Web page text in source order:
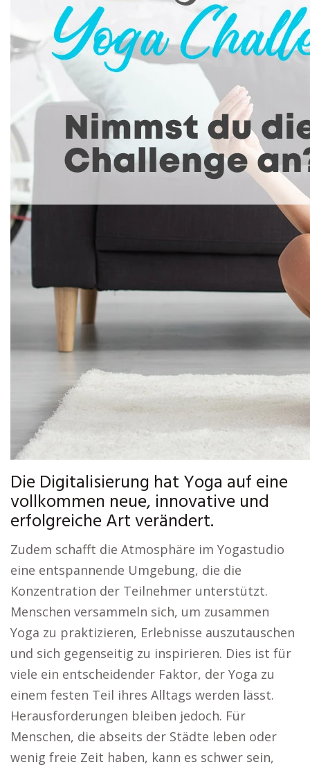
Die Digitalisierung hat Yoga auf eine
vollkommen neue, innovative und
erfolgreiche Art verändert.
Zudem schafft die Atmosphäre im Yogastudio
eine entspannende Umgebung, die die
Konzentration der Teilnehmer unterstützt.
Menschen versammeln sich, um zusammen
Yoga zu praktizieren, Erlebnisse auszutauschen
und sich gegenseitig zu inspirieren. Dies ist für
viele ein entscheidender Faktor, der Yoga zu
einem festen Teil ihres Alltags werden lässt.
Herausforderungen bleiben jedoch. Für
Menschen, die abseits der Städte leben oder
wenig freie Zeit haben, kann es schwer sein,